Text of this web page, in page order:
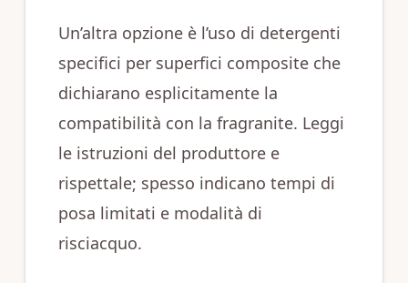
Un’altra opzione è l’uso di detergenti
specifici per superfici composite che
dichiarano esplicitamente la
compatibilità con la fragranite. Leggi
le istruzioni del produttore e
rispettale; spesso indicano tempi di
posa limitati e modalità di
risciacquo.